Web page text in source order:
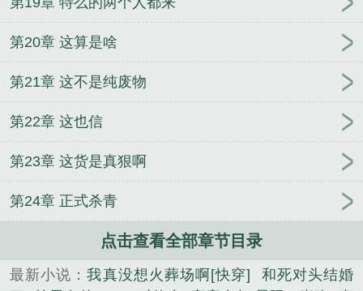
第20章 这算是啥
第21章 这不是纯废物
第22章 这也信
第23章 这货是真狠啊
第24章 正式杀青
点击查看全部章节目录
最新小说：我真没想火葬场啊[快穿]
和死对头结婚